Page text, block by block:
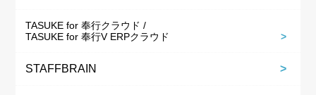
TASUKE for 奉行クラウド /
TASUKE for 奉行V ERPクラウド
STAFFBRAIN